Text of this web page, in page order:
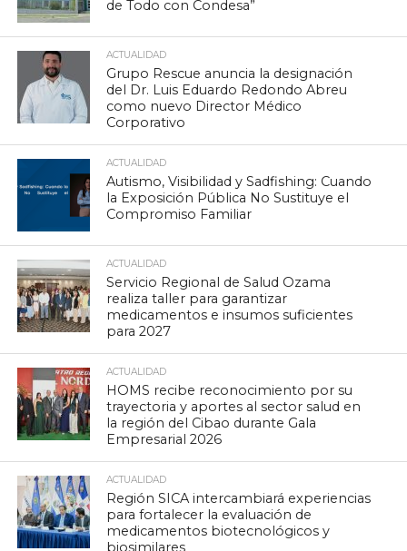
de Todo con Condesa”
ACTUALIDAD
Grupo Rescue anuncia la designación
del Dr. Luis Eduardo Redondo Abreu
como nuevo Director Médico
Corporativo
ACTUALIDAD
Autismo, Visibilidad y Sadfishing: Cuando
la Exposición Pública No Sustituye el
Compromiso Familiar
ACTUALIDAD
Servicio Regional de Salud Ozama
realiza taller para garantizar
medicamentos e insumos suficientes
para 2027
ACTUALIDAD
HOMS recibe reconocimiento por su
trayectoria y aportes al sector salud en
la región del Cibao durante Gala
Empresarial 2026
ACTUALIDAD
Región SICA intercambiará experiencias
para fortalecer la evaluación de
medicamentos biotecnológicos y